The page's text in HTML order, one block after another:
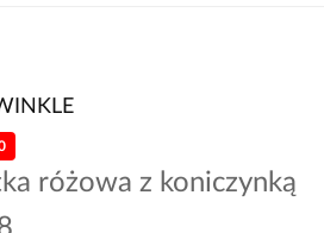
różowa z koniczynką